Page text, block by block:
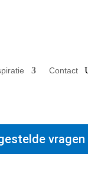
Contact
vragen